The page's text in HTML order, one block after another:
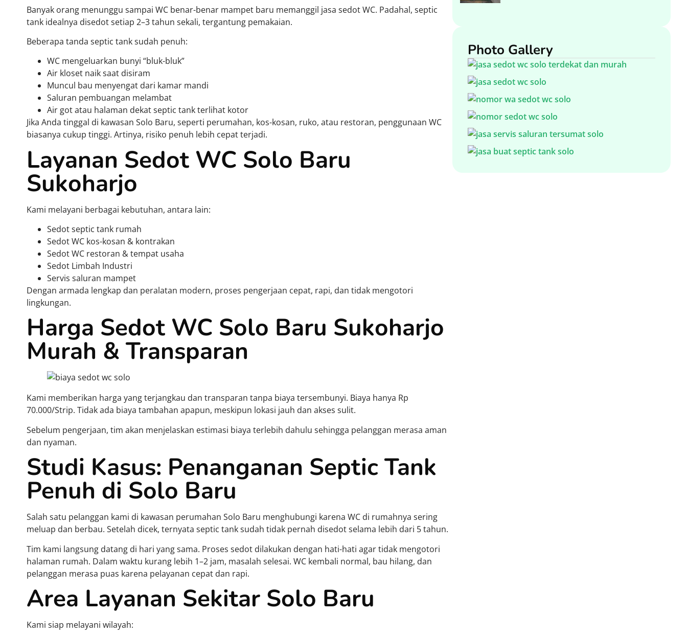
Banyak orang menunggu sampai WC benar-benar mampet baru memanggil jasa sedot WC. Padahal, septic
tank idealnya disedot setiap 2–3 tahun sekali, tergantung pemakaian.
Beberapa tanda septic tank sudah penuh:
WC mengeluarkan bunyi “bluk-bluk”
Air kloset naik saat disiram
Muncul bau menyengat dari kamar mandi
Saluran pembuangan melambat
Air got atau halaman dekat septic tank terlihat kotor
Jika Anda tinggal di kawasan Solo Baru, seperti perumahan, kos-kosan, ruko, atau restoran, penggunaan WC
biasanya cukup tinggi. Artinya, risiko penuh lebih cepat terjadi.
Layanan Sedot WC Solo Baru
Sukoharjo
Kami melayani berbagai kebutuhan, antara lain:
Sedot septic tank rumah
Sedot WC kos-kosan & kontrakan
Sedot WC restoran & tempat usaha
Sedot Limbah Industri
Servis saluran mampet
Dengan armada lengkap dan peralatan modern, proses pengerjaan cepat, rapi, dan tidak mengotori
lingkungan.
Harga Sedot WC Solo Baru Sukoharjo
Murah & Transparan
Kami memberikan harga yang terjangkau dan transparan tanpa biaya tersembunyi. Biaya hanya Rp
70.000/Strip. Tidak ada biaya tambahan apapun, meskipun lokasi jauh dan akses sulit.
Sebelum pengerjaan, tim akan menjelaskan estimasi biaya terlebih dahulu sehingga pelanggan merasa aman
dan nyaman.
Studi Kasus: Penanganan Septic Tank
Penuh di Solo Baru
Salah satu pelanggan kami di kawasan perumahan Solo Baru menghubungi karena WC di rumahnya sering
meluap dan berbau. Setelah dicek, ternyata septic tank sudah tidak pernah disedot selama lebih dari 5 tahun.
Tim kami langsung datang di hari yang sama. Proses sedot dilakukan dengan hati-hati agar tidak mengotori
halaman rumah. Dalam waktu kurang lebih 1–2 jam, masalah selesai. WC kembali normal, bau hilang, dan
pelanggan merasa puas karena pelayanan cepat dan rapi.
Area Layanan Sekitar Solo Baru
Kami siap melayani wilayah:
Photo Gallery